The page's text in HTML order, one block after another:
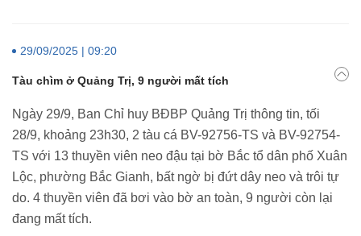
29/09/2025 | 09:20
Tàu chìm ở Quảng Trị, 9 người mất tích
Ngày 29/9, Ban Chỉ huy BĐBP Quảng Trị thông tin, tối
28/9, khoảng 23h30, 2 tàu cá BV-92756-TS và BV-92754-
TS với 13 thuyền viên neo đậu tại bờ Bắc tổ dân phố Xuân
Lộc, phường Bắc Gianh, bất ngờ bị đứt dây neo và trôi tự
do. 4 thuyền viên đã bơi vào bờ an toàn, 9 người còn lại
đang mất tích.